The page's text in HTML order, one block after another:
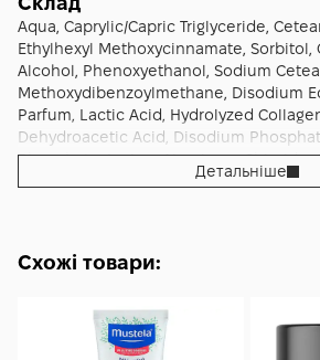
Aqua, Caprylic/Capric Triglyceride,
Ethylhexyl Methoxycinnamate, Sorbitol,
Alcohol, Phenoxyethanol, Sodium
Methoxydibenzoylmethane, Disodium
Parfum, Lactic Acid, Hydrolyzed
Dehydroacetic Acid, Disodium
Phosphate, Lysine, Aluminum Chloride,
Magnesium Chloride, Manganese
Детальніше
Схожі товари: